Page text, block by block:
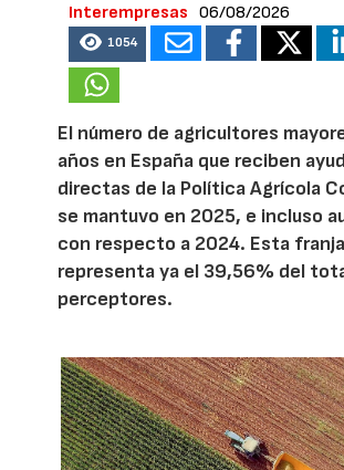
Interempresas
06/08/2026
1054
El número de agricultores
años en España que reciben
directas de la Política Agrícola
se mantuvo en 2025, e incluso
con respecto a 2024. Esta
representa ya el 39,56% del
perceptores.